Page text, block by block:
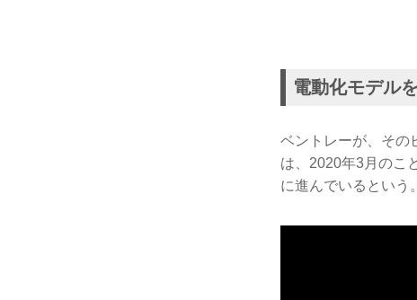
電動化モデル
ベントレーが、その
は、2020年3月のこ
に進んでいるという。